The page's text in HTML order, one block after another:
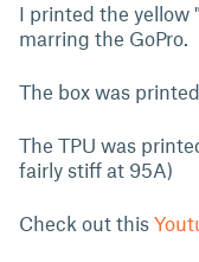
I printed the yellow
marring the GoPro.
The box was
The TPU was
fairly stiff at 95A)
Check out this